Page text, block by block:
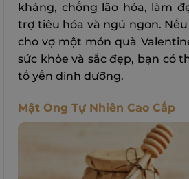
kháng, chống lão hóa, làm
trợ tiêu hóa và ngủ ngon.
cho vợ một món quà
sức khỏe và sắc đẹp, bạn có
tổ yến dinh dưỡng.
Mật Ong Tự Nhiên Cao Cấp